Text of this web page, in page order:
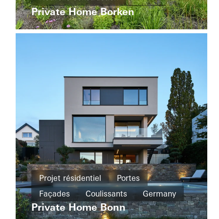
Coulissants
Germany
Corellistraße
Bâtiment intelligent
Façades
Coulissants
Automatisation
Private Home Borken
Projet
résidentiel
Nouvelle
construction
Wohnhaus
Tirol
Projet résidentiel
Portes
Façades
Coulissants Germany
Private Home Bonn